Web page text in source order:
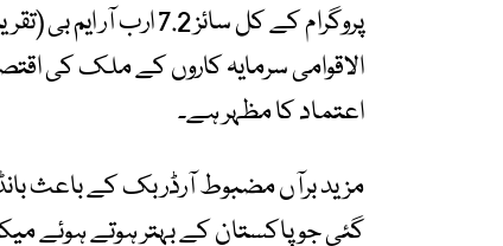
پروگرام کے کل سائز 7.2
الاقوامی سرمایہ کاروں کے ملک کی
اعتماد کا مظہر ہے۔
گئی جو پاکستان کے بہتر ہوتے ہوئے